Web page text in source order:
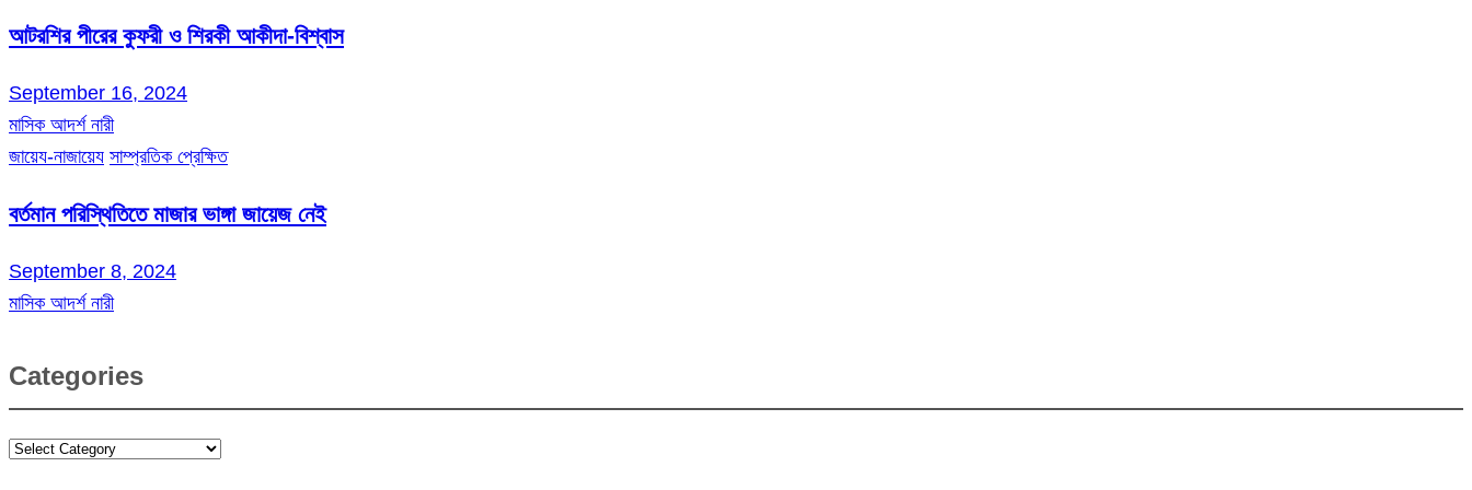
আটরশির পীরের কুফরী ও শিরকী আকীদা-বিশ্বাস
September 16, 2024
মাসিক আদর্শ নারী
জায়েয-নাজায়েয সাম্প্রতিক প্রেক্ষিত
বর্তমান পরিস্থিতিতে মাজার ভাঙ্গা জায়েজ নেই
September 8, 2024
মাসিক আদর্শ নারী
Categories
Categories